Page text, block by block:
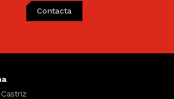
Contacta